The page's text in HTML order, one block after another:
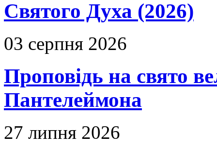
Святого Духа (2026)
03 серпня 2026
Проповідь на свято
Пантелеймона
27 липня 2026